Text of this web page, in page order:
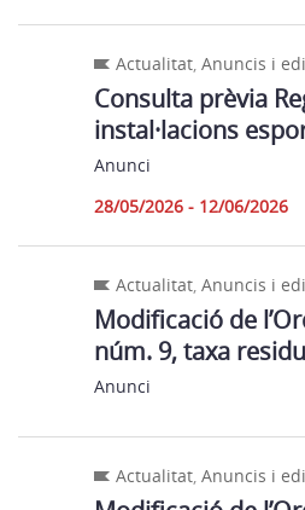
Actualitat,Anuncis i
Consulta prèvia
instal·lacions
Anunci
28/05/2026 - 12/06/2026
Actualitat,Anuncis i
Modificació de
núm. 9, taxa
Anunci
Actualitat,Anuncis i